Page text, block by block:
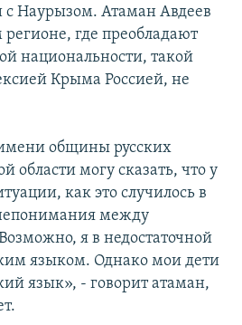
с Наурызом. Атаман Авдеев
регионе, где преобладают
национальности, такой
Крыма Россией, не
общины русских
области могу сказать, что у
как это случилось в
между
я в недостаточной
языком. Однако мои дети
язык», - говорит атаман,